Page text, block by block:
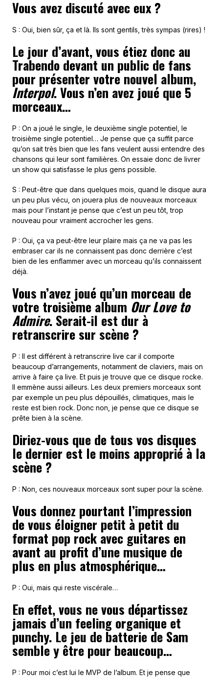
Vous avez discuté avec eux ?
S : Oui, bien sûr, ça et là. Ils sont gentils, très sympas (rires) !
Le jour d’avant, vous étiez donc au
Trabendo devant un public de fans
pour présenter votre nouvel album,
Interpol. Vous n’en avez joué que 5
morceaux…
P : On a joué le single, le deuxième single potentiel, le
troisième single potentiel… Je pense que ça suffit parce
qu’on sait très bien que les fans veulent aussi entendre des
chansons qui leur sont familières. On essaie donc de livrer
un show qui satisfasse le plus gens possible.
S : Peut-être que dans quelques mois, quand le disque aura
un peu plus vécu, on jouera plus de nouveaux morceaux
mais pour l’instant je pense que c’est un peu tôt, trop
nouveau pour vraiment accrocher les gens.
P : Oui, ça va peut-être leur plaire mais ça ne va pas les
embraser car ils ne connaissent pas donc derrière c’est
bien de les enflammer avec un morceau qu’ils connaissent
déjà.
Vous n’avez joué qu’un morceau de
votre troisième album Our Love to
Admire. Serait-il est dur à
retranscrire sur scène ?
P : Il est différent à retranscrire live car il comporte
beaucoup d’arrangements, notamment de claviers, mais on
arrive à faire ça live. Et puis je trouve que ce disque rocke.
Il emmène aussi ailleurs. Les deux premiers morceaux sont
par exemple un peu plus dépouillés, climatiques, mais le
reste est bien rock. Donc non, je pense que ce disque se
prête bien à la scène.
Diriez-vous que de tous vos disques
le dernier est le moins approprié à la
scène ?
P : Non, ces nouveaux morceaux sont super pour la scène.
Vous donnez pourtant l’impression
de vous éloigner petit à petit du
format pop rock avec guitares en
avant au profit d’une musique de
plus en plus atmosphérique…
P : Oui, mais qui reste viscérale…
En effet, vous ne vous départissez
jamais d’un feeling organique et
punchy. Le jeu de batterie de Sam
semble y être pour beaucoup…
P : Pour moi c’est lui le MVP de l’album. Et je pense que